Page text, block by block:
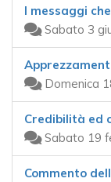
I messaggi
Sabato 3
Domenica
Credibilità ed
Sabato 19
Commento